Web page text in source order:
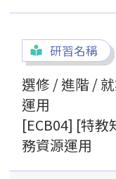
研習名稱
選修 / 進階 /
運用
[ECB04] [特教
務資源運用